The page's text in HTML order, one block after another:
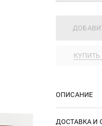
ОПИСАНИЕ
ДОСТАВКА И